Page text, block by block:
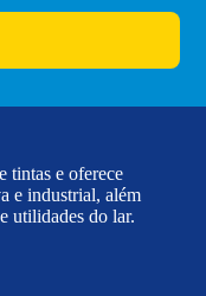
tintas e oferece
e industrial, além
utilidades do lar.